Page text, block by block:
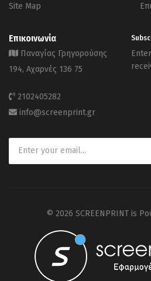
Site Map
Επικοινωνία
Παναγίας Γρηγορούσης
194, Αχαρνές 136 75
2102405282
info@screenprint.gr
© 2026 SCREENPRINT is